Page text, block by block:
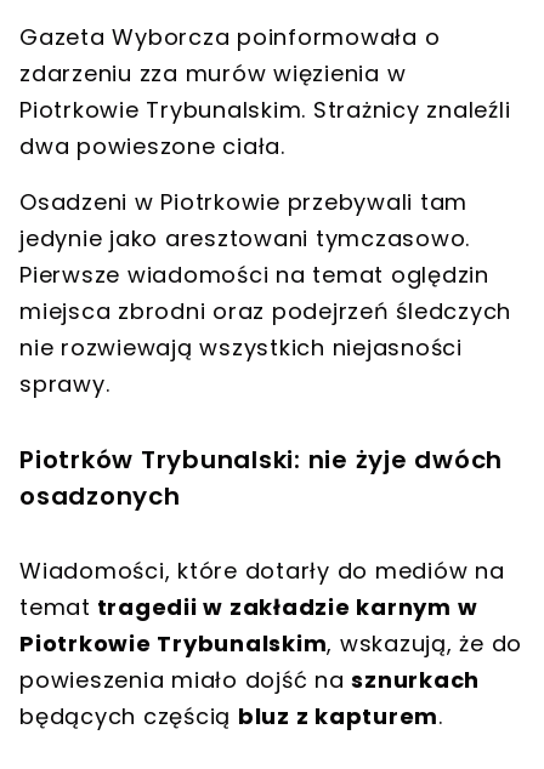
Gazeta Wyborcza poinformowała o
zdarzeniu zza murów więzienia w
Piotrkowie Trybunalskim. Strażnicy znaleźli
dwa powieszone ciała.
Osadzeni w Piotrkowie przebywali tam
jedynie jako aresztowani tymczasowo.
Pierwsze wiadomości na temat oględzin
miejsca zbrodni oraz podejrzeń śledczych
nie rozwiewają wszystkich niejasności
sprawy.
Piotrków Trybunalski: nie żyje dwóch
osadzonych
Wiadomości, które dotarły do mediów na
temat tragedii w zakładzie karnym w
Piotrkowie Trybunalskim, wskazują, że do
powieszenia miało dojść nasznurkach
będących częścią bluz z kapturem.